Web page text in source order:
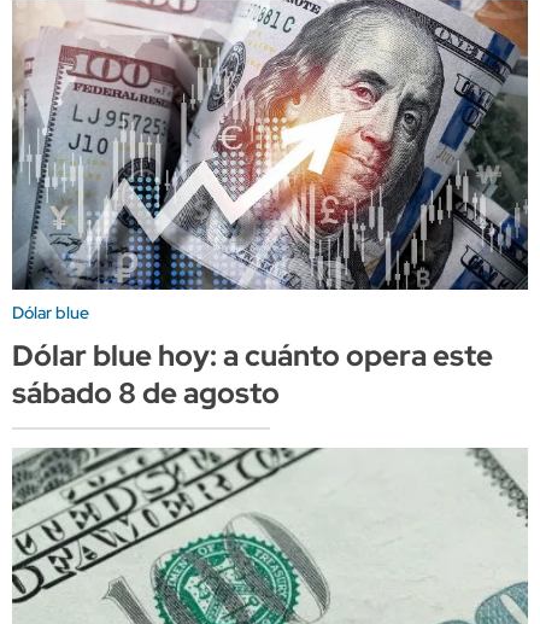
Dólar blue
Dólar blue hoy: a cuánto opera este
sábado 8 de agosto